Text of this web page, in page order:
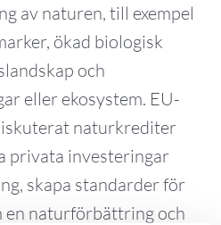
av naturen, till exempel
ökad biologisk
och
eller ekosystem. EU-
naturkrediter
privata investeringar
skapa standarder för
en naturförbättring och